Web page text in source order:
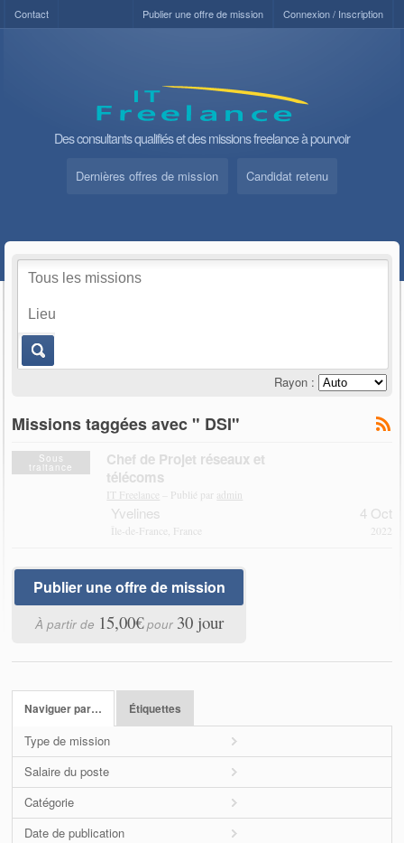
Contact Connexion / Inscription
Publier une offre de mission
Des consultants qualifiés et des missions freelance à pourvoir
Dernières offres de mission Candidat retenu
Rayon :
Missions taggées avec " DSI"
Sous
traitance
Chef de Projet réseaux et
télécoms
IT Freelance – Publié par admin
Yvelines
Île-de-France, France
4 Oct
2022
Publier une offre de mission
À partir de 15,00€pour 30 jour
Naviguer par… Étiquettes
Type de mission
Salaire du poste
Catégorie
Date de publication